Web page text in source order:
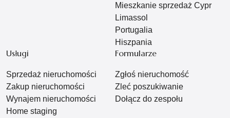
Mieszkanie sprzedaż Cypr
Limassol
Portugalia
Hiszpania
Usługi
Sprzedaż nieruchomości
Zakup nieruchomości
Wynajem nieruchomości
Home staging
Formularze
Zgłoś nieruchomość
Zleć poszukiwanie
Dołącz do zespołu